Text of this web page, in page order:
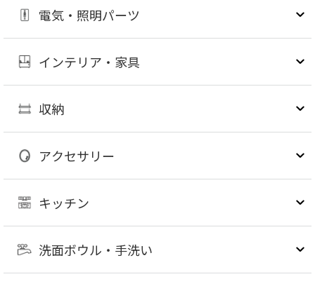
電気・照明パーツ
インテリア・家具
収納
アクセサリー
キッチン
洗面ボウル・手洗い